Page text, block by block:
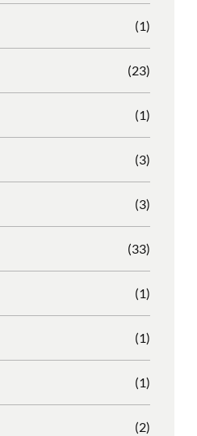
(1)
(23)
(1)
(3)
(3)
(33)
(1)
(1)
(1)
(2)